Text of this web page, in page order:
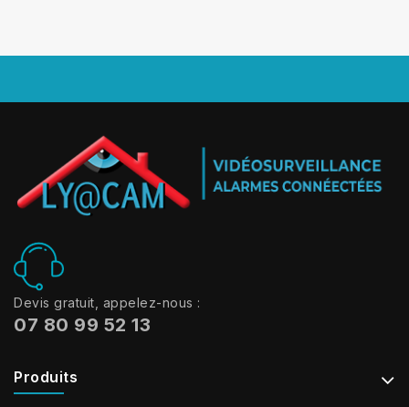
Devis gratuit, appelez-nous :
07 80 99 52 13
Produits